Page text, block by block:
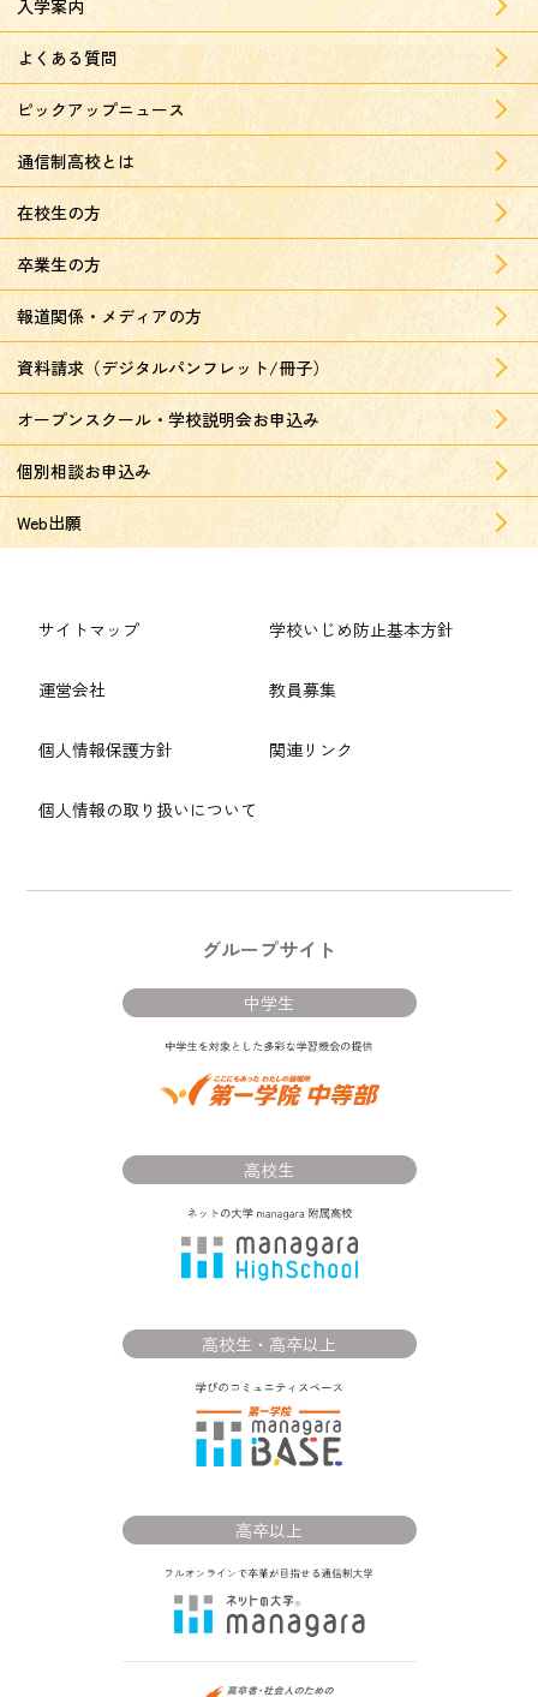
入学案内
よくある質問
ピックアップニュース
通信制高校とは
在校生の方
卒業生の方
報道関係・メディアの方
資料請求（デジタルパンフレット/冊子）
オープンスクール・学校説明会お申込み
個別相談お申込み
Web出願
サイトマップ
運営会社
個人情報保護方針
個人情報の取り扱いについて
学校いじめ防止基本方針
教員募集
関連リンク
グループサイト
中学生
高校生
高校生・高卒以上
高卒以上